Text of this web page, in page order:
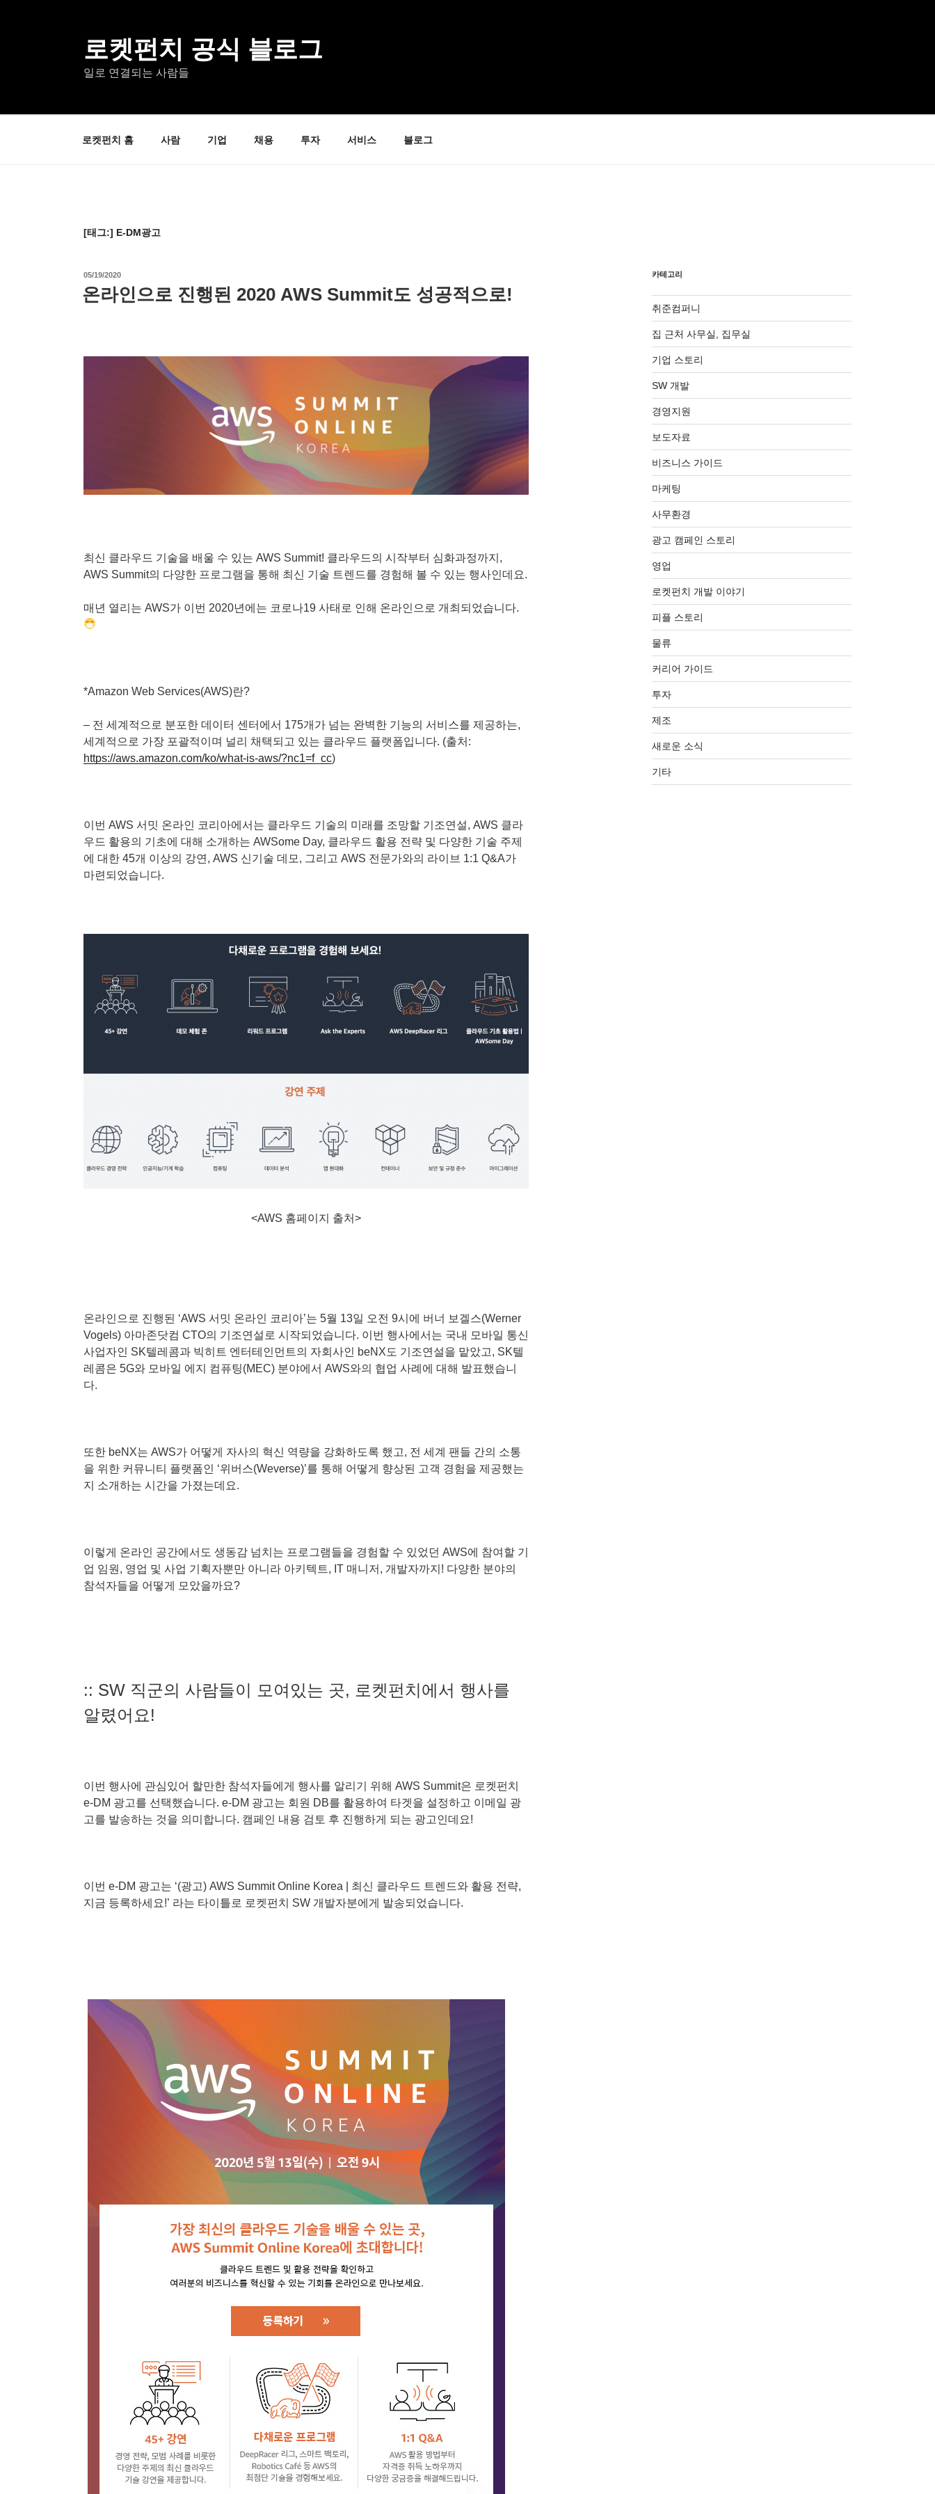
로켓펀치 공식 블로그
일로 연결되는 사람들
로켓펀치 홈 사람 기업 채용 투자 서비스 블로그
[태그:] E-DM광고
작
성
일
05/19/2020
온라인으로 진행된 2020 AWS Summit도 성공적으로!
최신 클라우드 기술을 배울 수 있는 AWS Summit! 클라우드의 시작부터 심화과정까지,
AWS Summit의 다양한 프로그램을 통해 최신 기술 트렌드를 경험해 볼 수 있는 행사인데요.
매년 열리는 AWS가 이번 2020년에는 코로나19 사태로 인해 온라인으로 개최되었습니다.
*Amazon Web Services(AWS)란?
– 전 세계적으로 분포한 데이터 센터에서 175개가 넘는 완벽한 기능의 서비스를 제공하는,
세계적으로 가장 포괄적이며 널리 채택되고 있는 클라우드 플랫폼입니다. (출처:
https://aws.amazon.com/ko/what-is-aws/?nc1=f_cc)
이번 AWS 서밋 온라인 코리아에서는 클라우드 기술의 미래를 조망할 기조연설, AWS 클라
우드 활용의 기초에 대해 소개하는 AWSome Day, 클라우드 활용 전략 및 다양한 기술 주제
에 대한 45개 이상의 강연, AWS 신기술 데모, 그리고 AWS 전문가와의 라이브 1:1 Q&A가
마련되었습니다.
<AWS 홈페이지 출처>
온라인으로 진행된 ‘AWS 서밋 온라인 코리아’는 5월 13일 오전 9시에 버너 보겔스(Werner
Vogels) 아마존닷컴 CTO의 기조연설로 시작되었습니다. 이번 행사에서는 국내 모바일 통신
사업자인 SK텔레콤과 빅히트 엔터테인먼트의 자회사인 beNX도 기조연설을 맡았고, SK텔
레콤은 5G와 모바일 에지 컴퓨팅(MEC) 분야에서 AWS와의 협업 사례에 대해 발표했습니
다.
또한 beNX는 AWS가 어떻게 자사의 혁신 역량을 강화하도록 했고, 전 세계 팬들 간의 소통
을 위한 커뮤니티 플랫폼인 ‘위버스(Weverse)’를 통해 어떻게 향상된 고객 경험을 제공했는
지 소개하는 시간을 가졌는데요.
이렇게 온라인 공간에서도 생동감 넘치는 프로그램들을 경험할 수 있었던 AWS에 참여할 기
업 임원, 영업 및 사업 기획자뿐만 아니라 아키텍트, IT 매니저, 개발자까지! 다양한 분야의
참석자들을 어떻게 모았을까요?
:: SW 직군의 사람들이 모여있는 곳, 로켓펀치에서 행사를
알렸어요!
이번 행사에 관심있어 할만한 참석자들에게 행사를 알리기 위해 AWS Summit은 로켓펀치
e-DM 광고를 선택했습니다. e-DM 광고는 회원 DB를 활용하여 타겟을 설정하고 이메일 광
고를 발송하는 것을 의미합니다. 캠페인 내용 검토 후 진행하게 되는 광고인데요!
이번 e-DM 광고는 ‘(광고) AWS Summit Online Korea | 최신 클라우드 트렌드와 활용 전략,
지금 등록하세요!’ 라는 타이틀로 로켓펀치 SW 개발자분에게 발송되었습니다.
카테고리
취준컴퍼니
집 근처 사무실, 집무실
기업 스토리
SW 개발
경영지원
보도자료
비즈니스 가이드
마케팅
사무환경
광고 캠페인 스토리
영업
로켓펀치 개발 이야기
피플 스토리
물류
커리어 가이드
투자
제조
새로운 소식
기타